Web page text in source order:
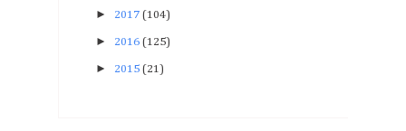
► 2017 (104)
► 2016 (125)
► 2015 (21)